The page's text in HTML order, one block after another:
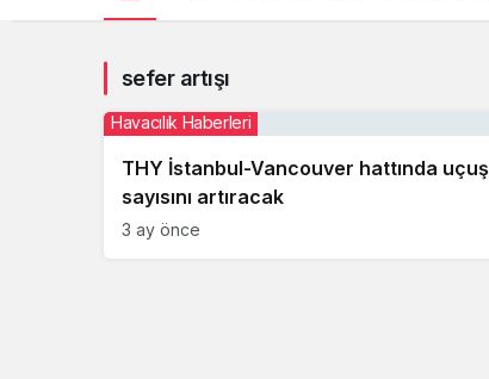
sefer artışı
THY İstanbul-Vancouver hattında uçuş
sayısını artıracak
Havacılık Haberleri
3 ay önce